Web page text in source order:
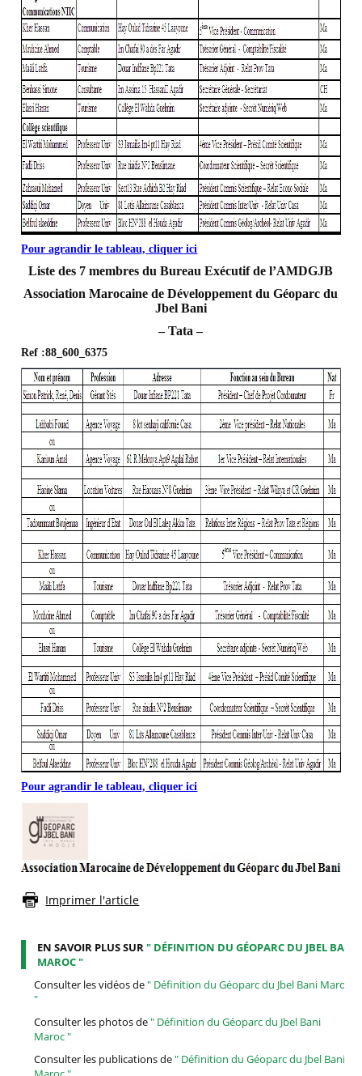
Pour agrandir le tableau, cliquer ici
Liste des 7 membres du Bureau Exécutif de l’AMDGJB
Association Marocaine de Développement du Géoparc du
Jbel Bani
– Tata –
Ref :88_600_6375
Pour agrandir le tableau, cliquer ici
Imprimer l'article
EN SAVOIR PLUS SUR" DÉFINITION DU GÉOPARC DU JBEL BANI
MAROC "
Consulter les vidéos de" Définition du Géoparc du Jbel Bani Maroc
"
Consulter les photos de" Définition du Géoparc du Jbel Bani
Maroc "
Consulter les publications de" Définition du Géoparc du Jbel Bani